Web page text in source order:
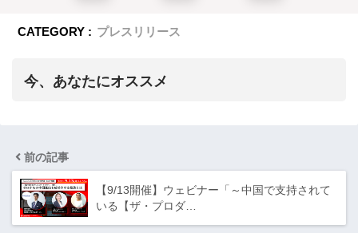
CATEGORY : プレスリリース
今、あなたにオススメ
前の記事
【9/13開催】ウェビナー「～中国で支持されて
いる【ザ・プロダ…